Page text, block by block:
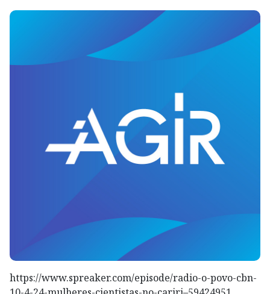
https://www.spreaker.com/episode/radio-o-povo-cbn-